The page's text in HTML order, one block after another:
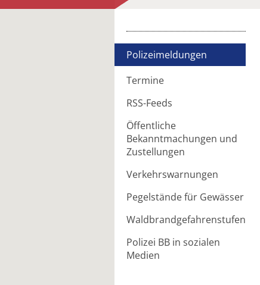
Polizeimeldungen
Termine
RSS-Feeds
Öffentliche
Bekanntmachungen und
Zustellungen
Verkehrswarnungen
Pegelstände für Gewässer
Waldbrandgefahrenstufen
Polizei BB in sozialen
Medien
Artikel weiterleiten